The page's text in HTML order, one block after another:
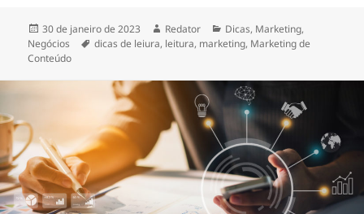
Publicado
em
30 de janeiro de 2023 Autor
Redator Categorias
Dicas, Marketing,
Negócios
Tags
dicas de leiura, leitura, marketing, Marketing de
Conteúdo